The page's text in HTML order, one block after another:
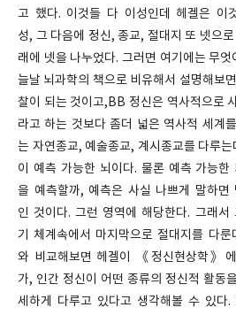
고 했다. 이것들 다 이성인데 헤겔은 이
성, 그 다음에 정신, 종교, 절대지 또 넷으
래에 넷을 나누었다. 그러면 여기에는 무
늘날 뇌과학의 책으로 비유해서 설명해보
찰이 되는 것이고,BB 정신은 역사적으로
라고 하는 것보다 좀더 넓은 역사적 세계
는 자연종교, 예술종교, 계시종교를 다루
이 예측 가능한 뇌이다. 물론 예측 가능한
을 예측할까, 예측은 사실 나쁘게 말하면
인 것이다. 그런 영역에 해당한다. 그래
기 체계속에서 마지막으로 절대지를 다
와 비교해보면 헤겔이 《정신현상학》
가, 인간 정신이 어떤 종류의 정신적 활동
세하게 다루고 있다고 생각해볼 수 있다